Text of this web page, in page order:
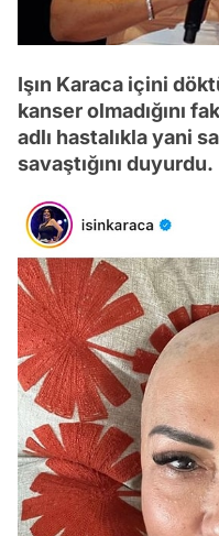
Işın Karaca içini
kanser olmadığını
adlı hastalıkla yani
savaştığını duyurdu.